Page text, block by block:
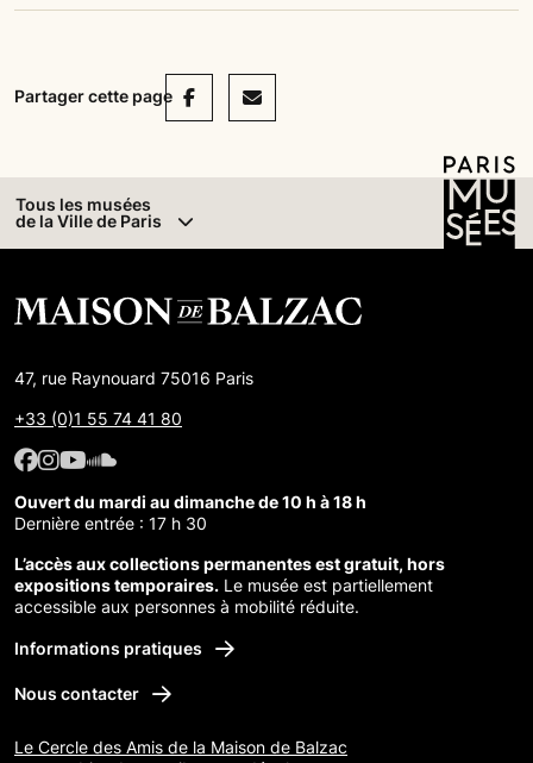
Partager cette pageFacebook
Mail
Tous les musées
de la Ville de Paris
47, rue Raynouard 75016 Paris
+33 (0)1 55 74 41 80
Facebook : Maison de Balzac
Facebook : Maison de Balzac
Youtube : Maison de Balzac
SoundCloud : Maison de Balzac
Ouvert du mardi au dimanche de 10 h à 18 h
Dernière entrée : 17 h 30
L’accès aux collections permanentes est gratuit, hors
expositions temporaires. Le musée est partiellement
accessible aux personnes à mobilité réduite.
Informations pratiques
Nous contacter
Le Cercle des Amis de la Maison de Balzac